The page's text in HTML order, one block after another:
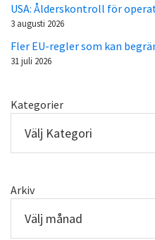
USA: Ålderskontroll för
3 augusti 2026
Fler EU-regler som kan
31 juli 2026
Kategorier
Arkiv